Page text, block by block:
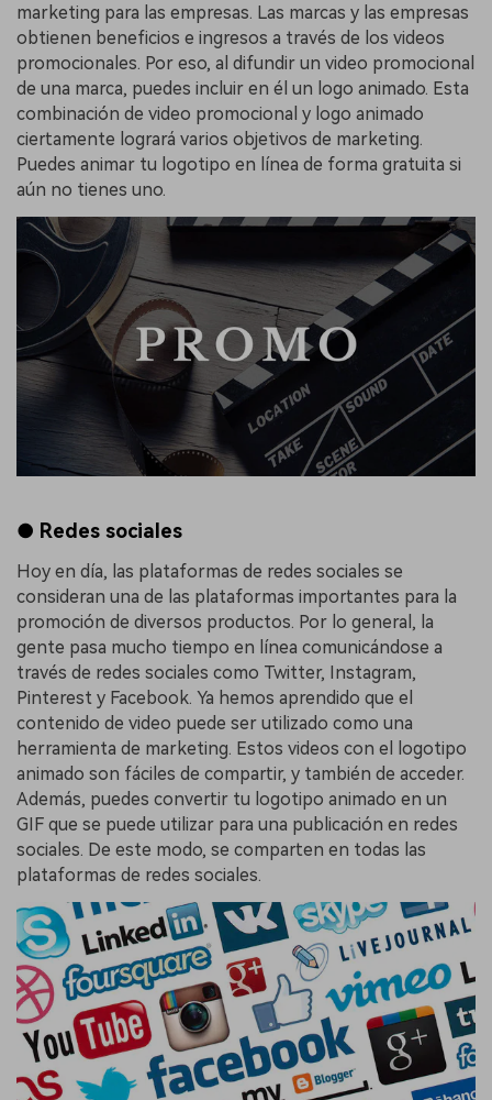
marketing para las empresas. Las marcas y las empresas
obtienen beneficios e ingresos a través de los videos
promocionales. Por eso, al difundir un video promocional
de una marca, puedes incluir en él un logo animado. Esta
combinación de video promocional y logo animado
ciertamente logrará varios objetivos de marketing.
Puedes animar tu logotipo en línea de forma gratuita si
aún no tienes uno.
● Redes sociales
Hoy en día, las plataformas de redes sociales se
consideran una de las plataformas importantes para la
promoción de diversos productos. Por lo general, la
gente pasa mucho tiempo en línea comunicándose a
través de redes sociales como Twitter, Instagram,
Pinterest y Facebook. Ya hemos aprendido que el
contenido de video puede ser utilizado como una
herramienta de marketing. Estos videos con el logotipo
animado son fáciles de compartir, y también de acceder.
Además, puedes convertir tu logotipo animado en un
GIF que se puede utilizar para una publicación en redes
sociales. De este modo, se comparten en todas las
plataformas de redes sociales.